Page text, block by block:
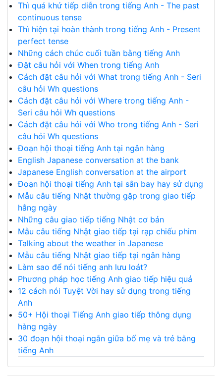
Thì quá khứ tiếp diễn trong tiếng Anh - The past
continuous tense
Thì hiện tại hoàn thành trong tiếng Anh - Present
perfect tense
Những cách chúc cuối tuần bằng tiếng Anh
Đặt câu hỏi với When trong tiếng Anh
Cách đặt câu hỏi với What trong tiếng Anh - Seri
câu hỏi Wh questions
Cách đặt câu hỏi với Where trong tiếng Anh -
Seri câu hỏi Wh questions
Cách đặt câu hỏi với Who trong tiếng Anh - Seri
câu hỏi Wh questions
Đoạn hội thoại tiếng Anh tại ngân hàng
English Japanese conversation at the bank
Japanese English conversation at the airport
Đoạn hội thoại tiếng Anh tại sân bay hay sử dụng
Mẫu câu tiếng Nhật thường gặp trong giao tiếp
hằng ngày
Những câu giao tiếp tiếng Nhật cơ bản
Mẫu câu tiếng Nhật giao tiếp tại rạp chiếu phim
Talking about the weather in Japanese
Mẫu câu tiếng Nhật giao tiếp tại ngân hàng
Làm sao để nói tiếng anh lưu loát?
Phương pháp học tiếng Anh giao tiếp hiệu quả
12 cách nói Tuyệt Vời hay sử dụng trong tiếng
Anh
50+ Hội thoại Tiếng Anh giao tiếp thông dụng
hàng ngày
30 đoạn hội thoại ngắn giữa bố mẹ và trẻ bằng
tiếng Anh